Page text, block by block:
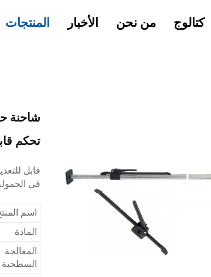
المنتجات الأخبار من نحن كتالوج
شاحنة
تحكم
قابل
في
اسم
المادة
المعالجة
السطحية